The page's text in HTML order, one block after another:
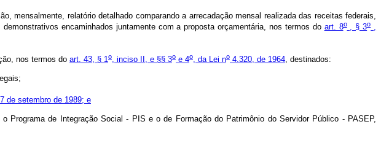
relatório detalhado comparando a arrecadação mensal realizada das receitas federais,
encaminhados juntamente com a proposta orçamentária, nos termos do art. 8o, § 3o,
nos termos do art. 43, § 1o, inciso II, e §§ 3o e 4o, da Lei no 4.320, de 1964, destinados:
de setembro de 1989; e
Programa de Integração Social - PIS e o de Formação do Patrimônio do Servidor Público - PASEP,